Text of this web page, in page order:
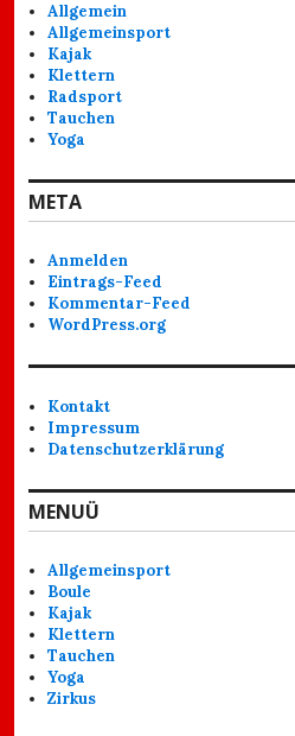
Allgemein
Allgemeinsport
Kajak
Klettern
Radsport
Tauchen
Yoga
META
Anmelden
Eintrags-Feed
Kommentar-Feed
WordPress.org
Kontakt
Impressum
Datenschutzerklärung
MENUÜ
Allgemeinsport
Boule
Kajak
Klettern
Tauchen
Yoga
Zirkus